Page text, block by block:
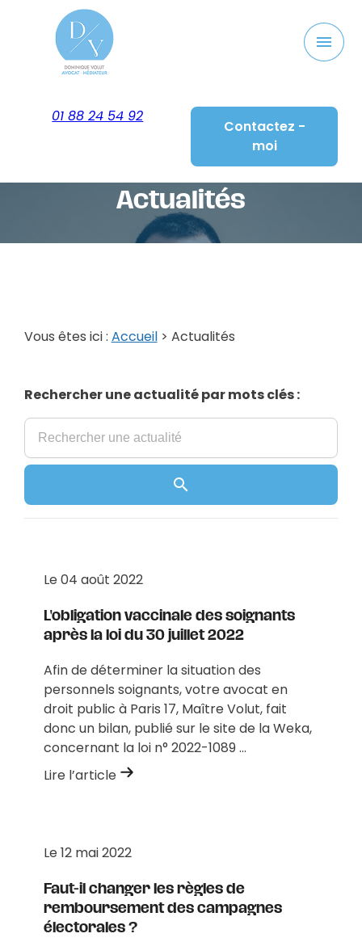
menu
01 88 24 54 92
Contactez -
moi
Actualités
Vous êtes ici : Accueil> Actualités
Rechercher une actualité par mots clés :
Le04 août 2022
L'obligation vaccinale des soignants
après la loi du 30 juillet 2022
Afin de déterminer la situation des
personnels soignants, votre avocat en
droit public à Paris 17, Maître Volut, fait
donc un bilan, publié sur le site de la Weka,
concernant la loi n° 2022-1089 ...
Lire l’article
Le12 mai 2022
Faut-il changer les règles de
remboursement des campagnes
électorales ?
Panneau de gestion des cookies